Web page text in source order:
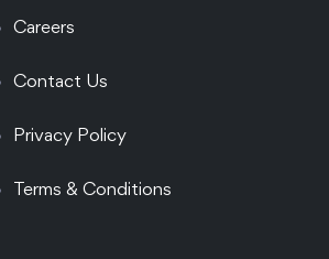
Careers
Contact Us
Privacy Policy
Terms & Conditions